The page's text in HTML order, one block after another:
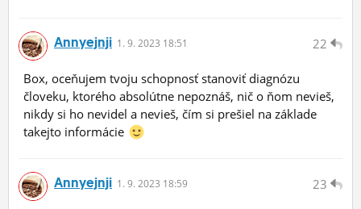
22
Annyejnji 1. 9. 2023 18:51
Box, oceňujem tvoju schopnosť stanoviť diagnózu
človeku, ktorého absolútne nepoznáš, nič o ňom nevieš,
nikdy si ho nevidel a nevieš, čím si prešiel na základe
takejto informácie
23
Annyejnji 1. 9. 2023 18:59